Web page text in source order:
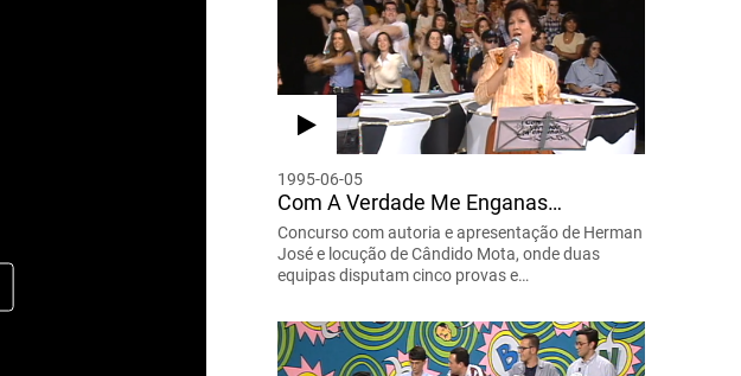
1995-06-05
Com A Verdade Me Enganas…
Concurso com autoria e apresentação de Herman
José e locução de Cândido Mota, onde duas
equipas disputam cinco provas e…